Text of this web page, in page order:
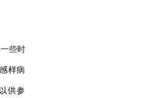
些时
样病
供参